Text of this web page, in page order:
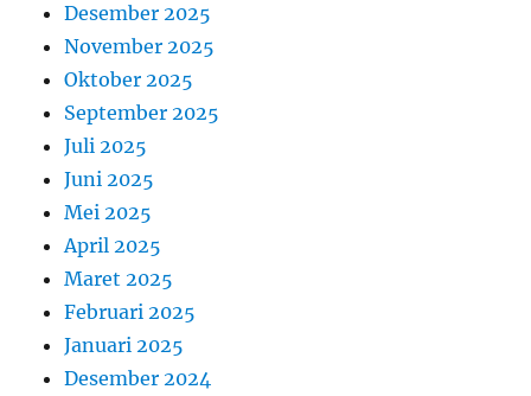
Desember 2025
November 2025
Oktober 2025
September 2025
Juli 2025
Juni 2025
Mei 2025
April 2025
Maret 2025
Februari 2025
Januari 2025
Desember 2024